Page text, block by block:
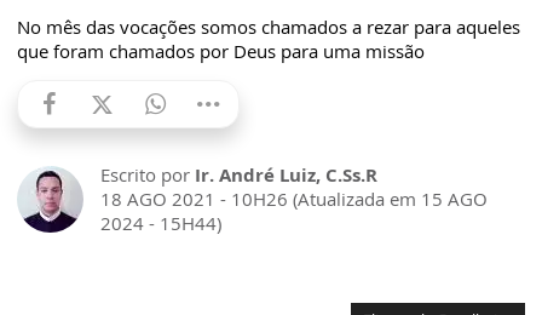
No mês das vocações somos chamados a rezar para aqueles
que foram chamados por Deus para uma missão
Escrito por Ir. André Luiz, C.Ss.R
18 AGO 2021 - 10H26 (Atualizada em 15 AGO
2024 - 15H44)